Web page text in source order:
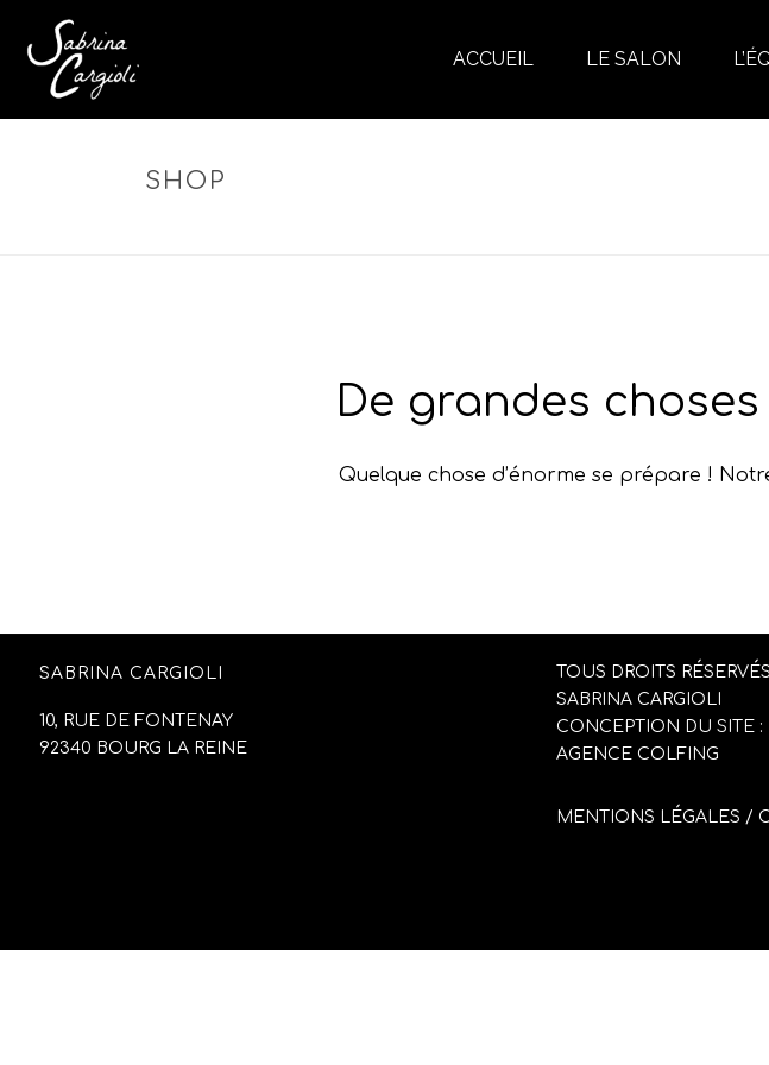
ACCUEIL LE SALON
SHOP
De grandes
Quelque chose d’énorme se prépare !
SABRINA CARGIOLI
10, RUE DE FONTENAY
92340 BOURG LA REINE
TOUS DROITS
SABRINA CARGIOLI
CONCEPTION DU SITE :
AGENCE COLFING
MENTIONS LÉGALES /